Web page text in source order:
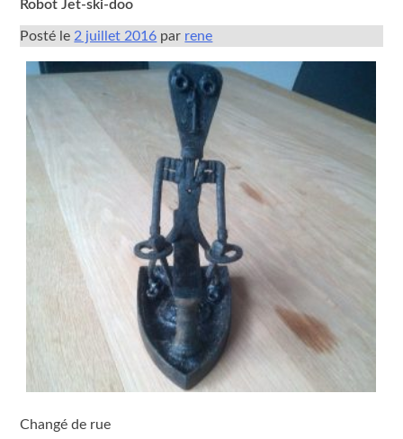
Robot Jet-ski-doo
Posté le 2 juillet 2016 par rene
Changé de rue